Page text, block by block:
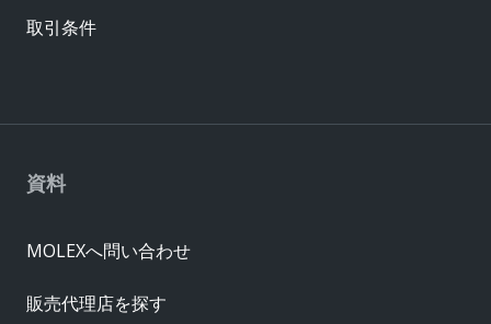
資料
MOLEXへ問い合わせ
販売代理店を探す
取引条件